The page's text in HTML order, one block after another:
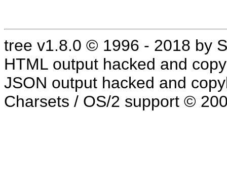
tree v1.8.0 © 1996 - 2018 by
HTML output hacked and
JSON output hacked and
Charsets / OS/2 support ©